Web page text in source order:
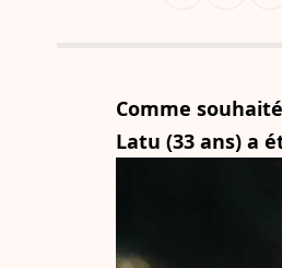
Comme
Latu (33 ans) a